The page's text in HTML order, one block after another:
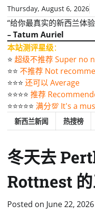
Skip
content
Thursday, August 6, 2026
“给你最真实的新西兰体
– Tatum Auriel
本站测评星级：
⭐️ 超级不推荐 Super no
⭐️⭐️ 不推荐 Not
⭐️⭐️⭐️ 还可以 Average
⭐️⭐️⭐️⭐️ 推荐
⭐️⭐️⭐️⭐️⭐️ 满分💯 It's a
新西兰新闻 热搜榜
冬天去
Rottnest
Posted on June 22, 2026